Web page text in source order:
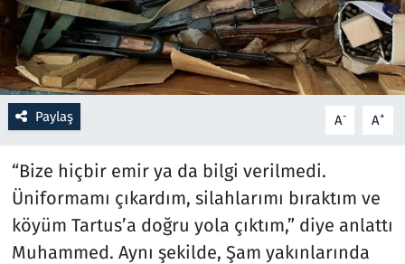
Paylaş A- A+
“Bize hiçbir emir ya da bilgi verilmedi.
Üniformamı çıkardım, silahlarımı bıraktım ve
köyüm Tartus’a doğru yola çıktım,” diye anlattı
Muhammed. Aynı şekilde, Şam yakınlarında
Sağlık
Savunma Sanayi
Seçim 2023
Teknoloji ve Bilim
Televizyon